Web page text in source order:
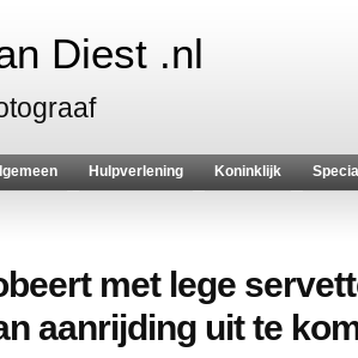
Diest .nl
Hulpverlening Koninklijk
met lege
aanrijding uit te